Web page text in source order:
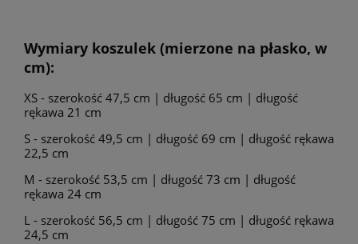
Wymiary koszulek (mierzone na płasko, w
cm):
XS - szerokość 47,5 cm | długość 65 cm | długość
rękawa 21 cm
S - szerokość 49,5 cm | długość 69 cm | długość rękawa
22,5 cm
M - szerokość 53,5 cm | długość 73 cm | długość
rękawa 24 cm
L - szerokość 56,5 cm | długość 75 cm | długość rękawa
24,5 cm